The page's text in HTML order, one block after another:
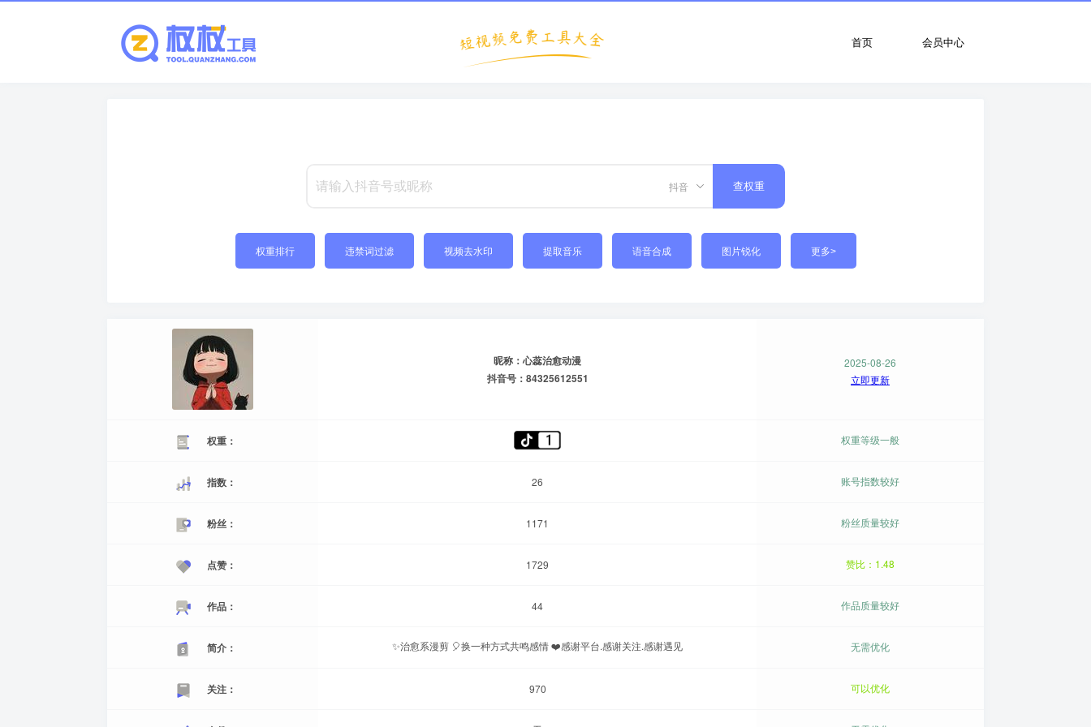
会员中心
首页
抖音 查权重
权重排行 违禁词过滤 视频去水印 提取音乐 语音合成 图片锐化 更多>
昵称：心蕊治愈动漫
抖音号：84325612551
2025-08-26
立即更新
权重： 权重等级一般
指数： 26 账号指数较好
粉丝： 1171 粉丝质量较好
点赞： 1729 赞比：1.48
作品： 44 作品质量较好
简介： ✨治愈系漫剪 🎈换一种方式共鸣感情 ❤️感谢平台.感谢关注.感谢遇见 无需优化
关注： 970 可以优化